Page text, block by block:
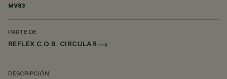
MV83
PARTE DE
REFLEX C.O.B. CIRCULAR
DESCRIPCIÓN